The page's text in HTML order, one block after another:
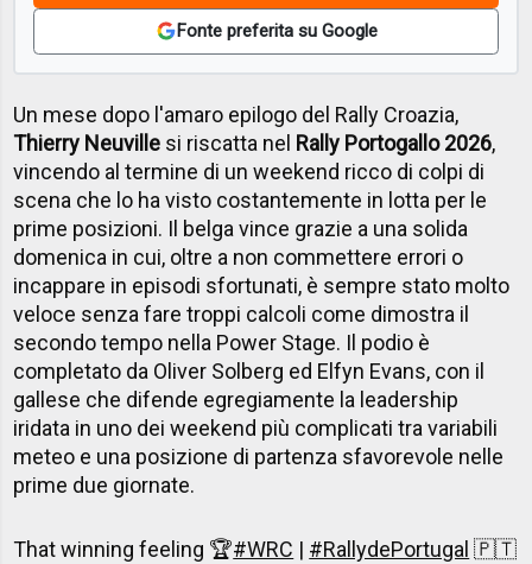
Fonte preferita su Google
Un mese dopo l'amaro epilogo del Rally Croazia,
Thierry Neuville si riscatta nel Rally Portogallo 2026,
vincendo al termine di un weekend ricco di colpi di
scena che lo ha visto costantemente in lotta per le
prime posizioni. Il belga vince grazie a una solida
domenica in cui, oltre a non commettere errori o
incappare in episodi sfortunati, è sempre stato molto
veloce senza fare troppi calcoli come dimostra il
secondo tempo nella Power Stage. Il podio è
completato da Oliver Solberg ed Elfyn Evans, con il
gallese che difende egregiamente la leadership
iridata in uno dei weekend più complicati tra variabili
meteo e una posizione di partenza sfavorevole nelle
prime due giornate.
That winning feeling 🏆#WRC | #RallydePortugal 🇵🇹